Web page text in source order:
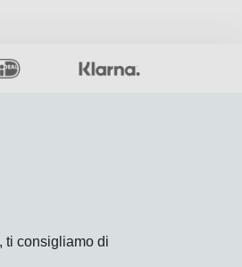
ti consigliamo di